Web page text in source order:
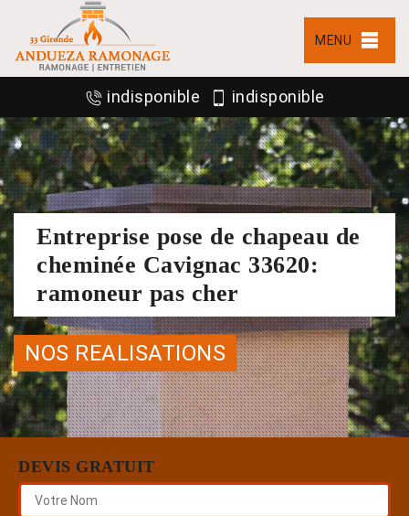
MENU
indisponible indisponible
Entreprise pose de chapeau de
cheminée Cavignac 33620:
ramoneur pas cher
NOS REALISATIONS
DEVIS GRATUIT